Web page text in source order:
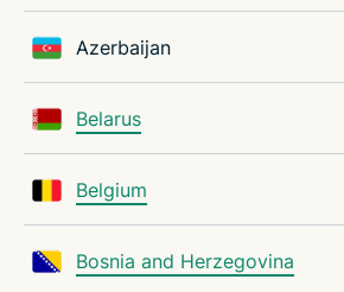
Azerbaijan
Belarus
Belgium
Bosnia and Herzegovina